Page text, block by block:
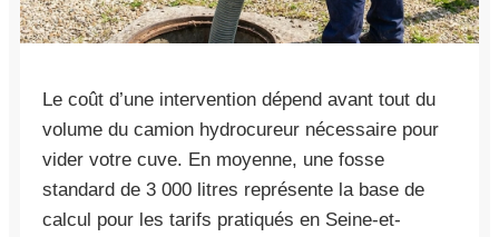
Le coût d’une intervention dépend avant tout du
volume du camion hydrocureur nécessaire pour
vider votre cuve. En moyenne, une fosse
standard de 3 000 litres représente la base de
calcul pour les tarifs pratiqués en Seine-et-